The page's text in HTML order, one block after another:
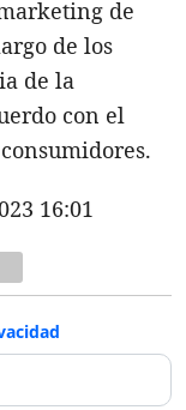
de
de los
de la
con el
16:01